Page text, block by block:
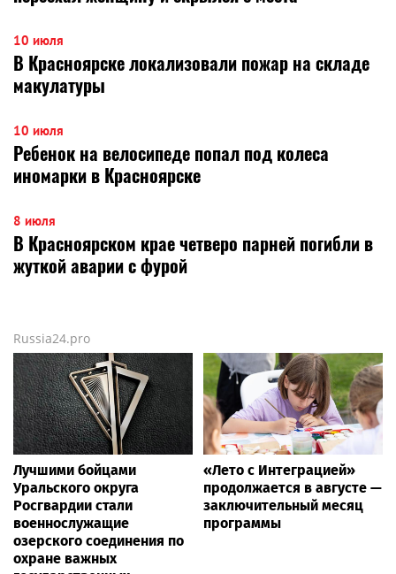
10 июля
В Красноярске локализовали пожар на складе
макулатуры
10 июля
Ребенок на велосипеде попал под колеса
иномарки в Красноярске
8 июля
В Красноярском крае четверо парней погибли в
жуткой аварии с фурой
Russia24.pro
Лучшими бойцами
Уральского округа
Росгвардии стали
военнослужащие
озерского соединения по
охране важных
«Лето с Интеграцией»
продолжается в августе —
заключительный месяц
программы